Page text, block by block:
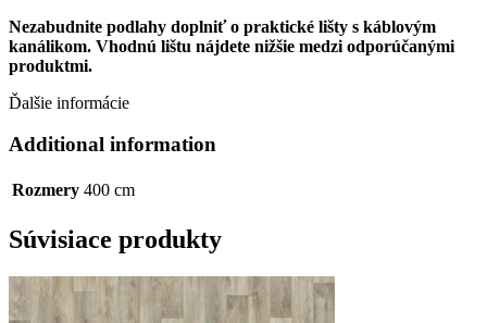
Nezabudnite podlahy doplniť o praktické lišty s káblovým
kanálikom. Vhodnú lištu nájdete nižšie medzi odporúčanými
produktmi.
Ďalšie informácie
Additional information
Rozmery 400 cm
Súvisiace produkty